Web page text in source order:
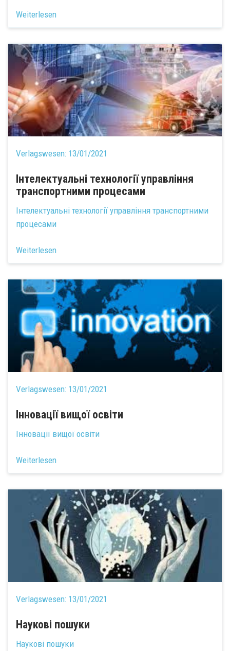
Weiterlesen
Verlagswesen: 13/01/2021
Інтелектуальні технології управління
транспортними процесами
Інтелектуальні технології управління транспортними
процесами
Weiterlesen
Verlagswesen: 13/01/2021
Інновації вищої освіти
Інновації вищої освіти
Weiterlesen
Verlagswesen: 13/01/2021
Наукові пошуки
Наукові пошуки